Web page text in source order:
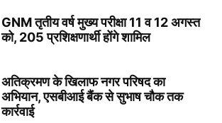
GNM तृतीय वर्ष मुख्य परीक्षा 11 व 12 अगस्त
को, 205 प्रशिक्षणार्थी होंगे शामिल
अतिक्रमण के खिलाफ नगर परिषद का
अभियान, एसबीआई बैंक से सुभाष चौक तक
कार्रवाई